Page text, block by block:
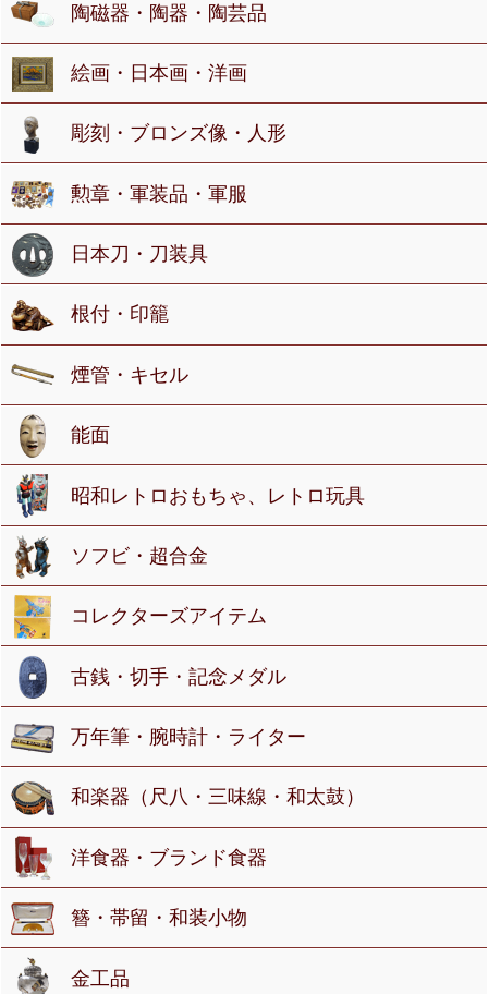
陶磁器・陶器・陶芸品
絵画・日本画・洋画
彫刻・ブロンズ像・人形
勲章・軍装品・軍服
日本刀・刀装具
根付・印籠
煙管・キセル
能面
昭和レトロおもちゃ、レトロ玩具
ソフビ・超合金
コレクターズアイテム
古銭・切手・記念メダル
万年筆・腕時計・ライター
和楽器（尺八・三味線・和太鼓）
洋食器・ブランド食器
簪・帯留・和装小物
金工品